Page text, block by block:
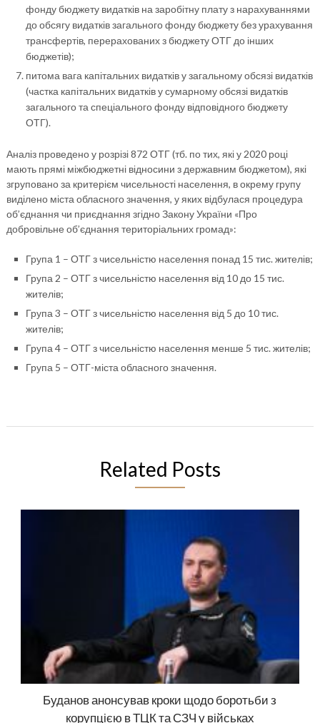
фонду бюджету видатків на заробітну плату з нарахуваннями
до обсягу видатків загального фонду бюджету без урахування
трансфертів, перерахованих з бюджету ОТГ до інших
бюджетів);
питома вага капітальних видатків у загальному обсязі видатків
(частка капітальних видатків у сумарному обсязі видатків
загального та спеціального фонду відповідного бюджету
ОТГ).
Аналіз проведено у розрізі 872 ОТГ (тб. по тих, які у 2020 році
мають прямі міжбюджетні відносини з державним бюджетом), які
згруповано за критерієм чисельності населення, в окрему групу
виділено міста обласного значення, у яких відбулася процедура
об’єднання чи приєднання згідно Закону України «Про
добровільне об’єднання територіальних громад»:
Група 1 – ОТГ з чисельністю населення понад 15 тис. жителів;
Група 2 – ОТГ з чисельністю населення від 10 до 15 тис.
жителів;
Група 3 – ОТГ з чисельністю населення від 5 до 10 тис.
жителів;
Група 4 – ОТГ з чисельністю населення менше 5 тис. жителів;
Група 5 – ОТГ-міста обласного значення.
Related Posts
Буданов анонсував кроки щодо боротьби з
корупцією в ТЦК та СЗЧ у військах